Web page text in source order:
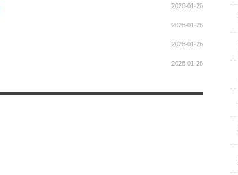
2026-01-26
2026-01-26
2026-01-26
2026-01-26